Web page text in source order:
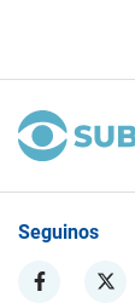
Seguinos